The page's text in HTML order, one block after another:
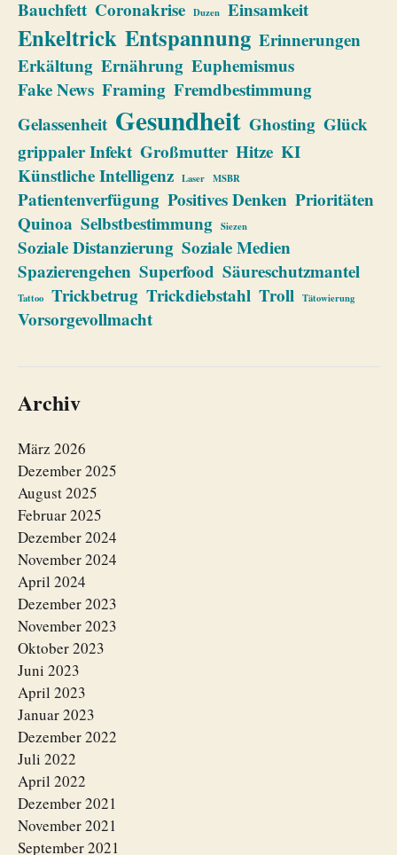
Bauchfett Coronakrise Duzen Einsamkeit
Enkeltrick Entspannung Erinnerungen
Erkältung Ernährung Euphemismus
Fake News Framing Fremdbestimmung
Gelassenheit Gesundheit Ghosting Glück
grippaler Infekt Großmutter Hitze KI
Künstliche Intelligenz Laser MSBR
Patientenverfügung Positives Denken Prioritäten
Quinoa Selbstbestimmung Siezen
Soziale Distanzierung Soziale Medien
Spazierengehen Superfood Säureschutzmantel
Tattoo Trickbetrug Trickdiebstahl Troll Tätowierung
Vorsorgevollmacht
Archiv
März 2026
Dezember 2025
August 2025
Februar 2025
Dezember 2024
November 2024
April 2024
Dezember 2023
November 2023
Oktober 2023
Juni 2023
April 2023
Januar 2023
Dezember 2022
Juli 2022
April 2022
Dezember 2021
November 2021
September 2021